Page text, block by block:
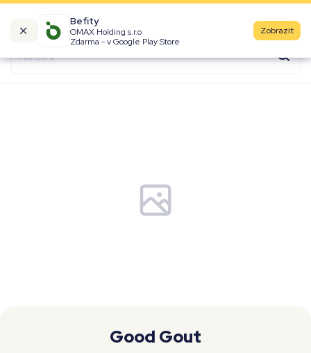
Befity
OMAX Holding s.r.o
Zdarma - v Google Play Store
Zobrazit
Kalorické tabulky
Good Gout